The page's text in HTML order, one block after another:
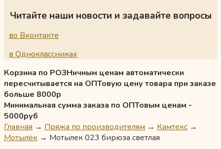
Читайте наши новости и задавайте вопросы
во Вконтакте
в Одноклассниках
Корзина по РОЗНичным ценам автоматически
пересчитывается на ОПТовую цену товара при заказе
больше 8000р
Минимальная сумма заказа по ОПТовым ценам -
5000руб
Главная → Пряжа по производителям → Камтекс →
Мотылёк → Мотылек 023 бирюза светлая